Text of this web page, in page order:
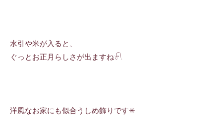
水引や米が入ると、
ぐっとお正月らしさが出ますね𓍯
洋風なお家にも似合うしめ飾りです✳︎